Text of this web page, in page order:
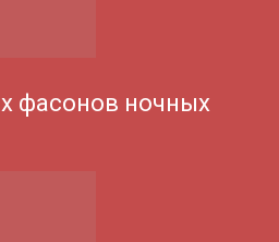
фасонов ночных